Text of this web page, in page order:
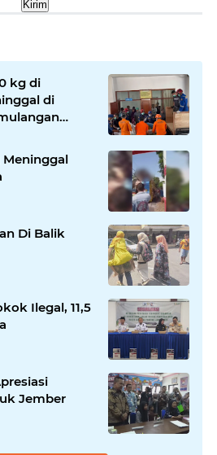
kg di
di
Basarnas
Meninggal
Di Balik
Ilegal, 11,5
Jember